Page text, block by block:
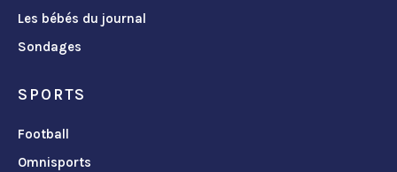
Les bébés du journal
Sondages
SPORTS
Football
Omnisports